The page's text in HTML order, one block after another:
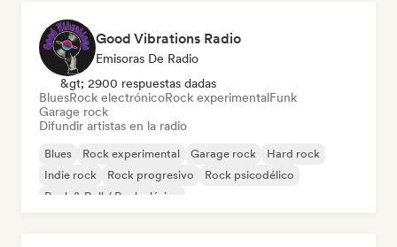
Good Vibrations Radio
Emisoras De Radio
&gt; 2900 respuestas dadas
BluesRock electrónicoRock experimentalFunk
Garage rock
Difundir artistas en la radio
Blues Rock experimental Garage rock
Hard rock
Indie rock
Rock progresivo
Rock psicodélico
Rock & Roll / Rock clásico